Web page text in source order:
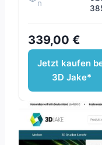
n
339,00 €
Jetzt kaufen
3D Jake*